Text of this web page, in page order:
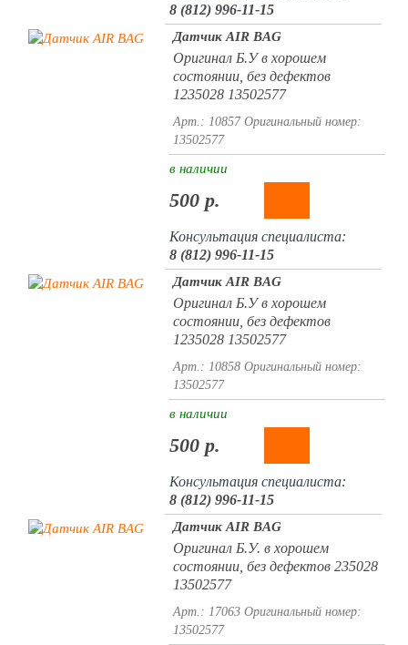
8 (812) 996-11-15
Датчик AIR BAG
Оригинал Б.У в хорошем
состоянии, без дефектов
1235028 13502577
Арт.: 10857 Оригинальный номер:
13502577
в наличии
500 р.
Консультация специалиста:
8 (812) 996-11-15
Датчик AIR BAG
Оригинал Б.У в хорошем
состоянии, без дефектов
1235028 13502577
Арт.: 10858 Оригинальный номер:
13502577
в наличии
500 р.
Консультация специалиста:
8 (812) 996-11-15
Датчик AIR BAG
Оригинал Б.У. в хорошем
состоянии, без дефектов 235028
13502577
Арт.: 17063 Оригинальный номер:
13502577